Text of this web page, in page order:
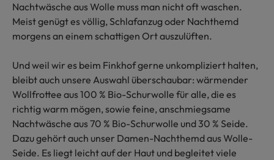
Nachtwäsche aus Wolle muss man nicht oft waschen.
Meist genügt es völlig, Schlafanzug oder Nachthemd
morgens an einem schattigen Ort auszulüften.
Und weil wir es beim Finkhof gerne unkompliziert halten,
bleibt auch unsere Auswahl überschaubar: wärmender
Wollfrottee aus 100 % Bio-Schurwolle für alle, die es
richtig warm mögen, sowie feine, anschmiegsame
Nachtwäsche aus 70 % Bio-Schurwolle und 30 % Seide.
Dazu gehört auch unser Damen-Nachthemd aus Wolle-
Seide. Es liegt leicht auf der Haut und begleitet viele